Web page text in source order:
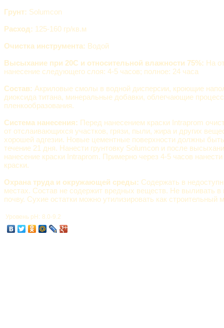
Грунт: Solumcon
Расход: 125-160 гр/кв.м
Очистка инструмента: Водой
Высыхание при 20С и относительной влажности 75%: На
нанесение следующего слоя: 4-5 часов; полное: 24 часа
Состав: Акриловые смолы в водной дисперсии, кроющие
диоксида титана, минеральные добавки, облегчающие
пленкообразования.
Система нанесения: Перед нанесением краски Intraprom
от отслаивающихся участков, грязи, пыли, жира и других
хорошей адгезии. Новые цементные поверхности должны
течение 21 дня. Нанести грунтовку Solumcon и после
нанесение краски Intraprom. Примерно через 4-5 часов
краски.
Охрана труда и окружающей среды: Содержать в
местах. Состав не содержит вредных веществ. Не выливать в
почву. Сухие остатки можно утилизировать как строительный
Уровень pH: 8.0-9.2